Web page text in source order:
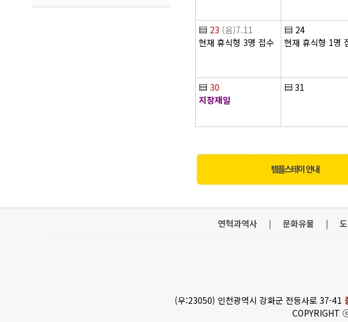
▤ 23 (음)7.11
현재 휴식형 3명 접수
▤ 24
현재 휴식형 1명
▤ 30
지장재일
▤ 31
템플스테이 안내
연혁과역사 | 문화유물 |
(우:23050) 인천광역시 강화군 전등사로 37-41
COPYRIGHT